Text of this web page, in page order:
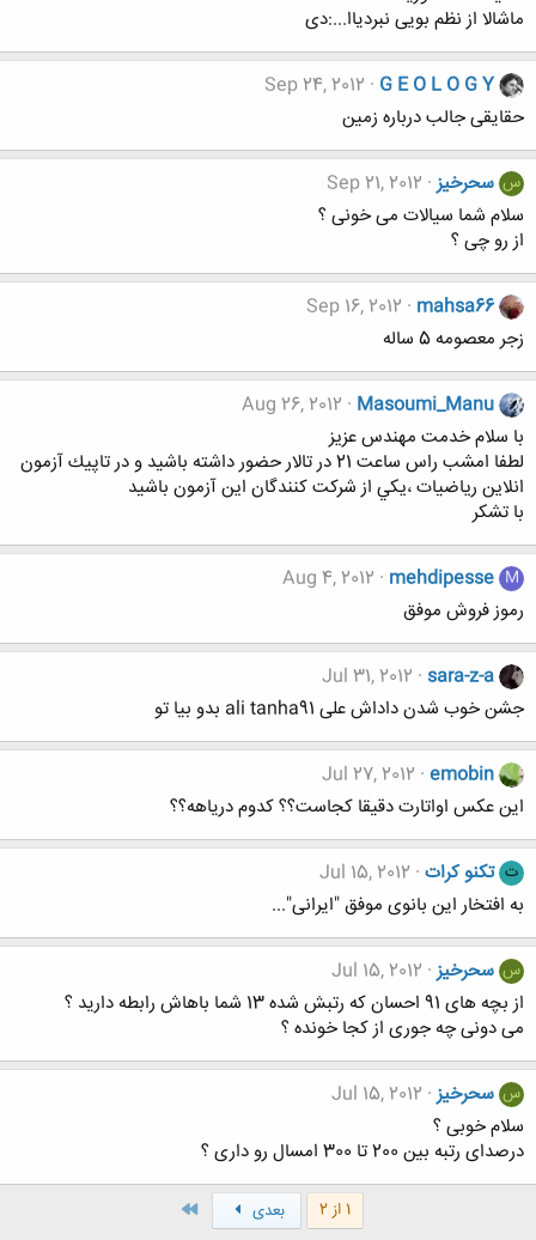
ماشالا از نظم بویی نبردیاا...:دی
G E O L O G Y
Sep 24, 2012
حقایقی جالب درباره زمین
س سحرخیز Sep 21, 2012
سلام شما سیالات می خونی ؟
از رو چی ؟
mahsa66
Sep 16, 2012
زجر معصومه 5 ساله
Masoumi_Manu
Aug 26, 2012
با سلام خدمت مهندس عزيز
لطفا امشب راس ساعت 21 در تالار حضور داشته باشيد و در تاپيك آزمون
انلاين رياضيات ،يكي از شركت كنندگان اين آزمون باشيد
با تشكر
M
mehdipesse
Aug 4, 2012
رموز فروش موفق
sara-z-a
Jul 31, 2012
جشن خوب شدن داداش علی ali tanha91 بدو بیا تو
emobin
Jul 27, 2012
این عکس اواتارت دقیقا کجاست؟؟ کدوم دریاهه؟؟
ت تکنو کرات Jul 15, 2012
به افتخار این بانوی موفق "ایرانی"...
س سحرخیز Jul 15, 2012
از بچه های 91 احسان که رتبش شده 13 شما باهاش رابطه دارید ؟
می دونی چه جوری از کجا خونده ؟
س سحرخیز Jul 15, 2012
سلام خوبی ؟
درصدای رتبه بین 200 تا 300 امسال رو داری ؟
1 از 2 بعدی